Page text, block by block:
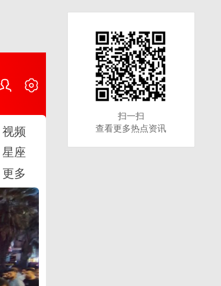
视频
星座
更多
扫一扫
查看更多热点资讯
扫一扫
查看更多热点资讯